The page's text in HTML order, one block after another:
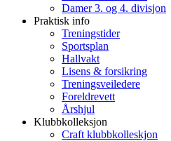
Damer 3. og 4. divisjon
Praktisk info
Treningstider
Sportsplan
Hallvakt
Lisens & forsikring
Treningsveiledere
Foreldrevett
Årshjul
Klubbkolleksjon
Craft klubbkolleskjon